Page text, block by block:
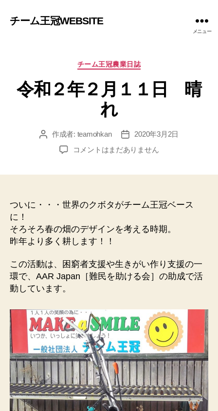
チーム王冠WEBSITE
メニュー
カ
ゴ
リ
ー
チーム王冠農業日誌
令和２年２月１１日 晴
れ
投 作成者: teamohkan
投
稿
日
2020年3月2日
令
月
日
晴
へ
の
コメントはまだありません
ついに・・・世界のクボタがチーム王冠ベース
に！
そろそろ春の畑のデザインを考える時期。
昨年より多く耕します！！
この活動は、困窮者支援や生きがい作り支援の一
環で、AAR Japan［難民を助ける会］の助成で活
動しています。